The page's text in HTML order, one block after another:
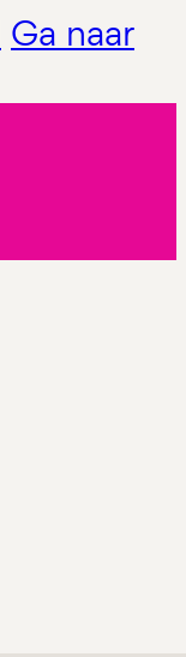
Ga naar